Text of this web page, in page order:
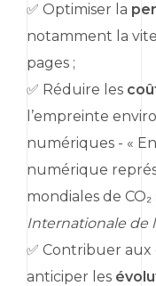
✅ Optimiser la
notamment la
pages ;
✅ Réduire les
l’empreinte
numériques - «
numérique
mondiales de CO₂
Internationale de
✅ Contribuer
anticiper les